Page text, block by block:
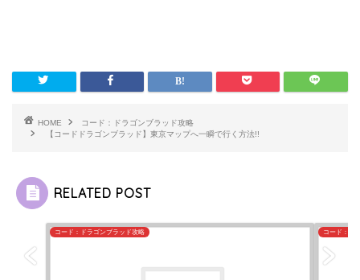
HOME
コード：ドラゴンブラッド攻略
【コードドラゴンブラッド】東京マップへ一瞬で行く方法!!
RELATED POST
コード：ドラゴンブラッド攻略 コード：ド